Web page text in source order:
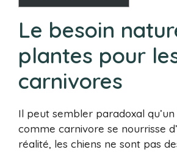
Le besoin
plantes pour
carnivores
Il peut sembler paradoxal
comme carnivore se nourrisse
réalité, les chiens ne sont pas